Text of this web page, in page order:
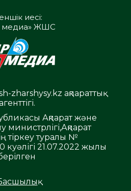
иесі:
медиа» ЖШС
zharshysy.kz ақпараттық
Ақпарат және
министрлігі,Ақпарат
тіркеу туралы №
куәлігі 21.07.2022 жылы